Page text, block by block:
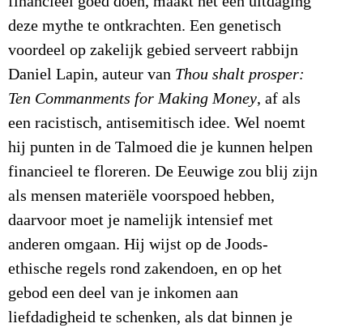
deze mythe te ontkrachten. Een genetisch
voordeel op zakelijk gebied serveert rabbijn
Daniel Lapin, auteur van Thou shalt prosper:
Ten Commanments for Making Money, af als
een racistisch, antisemitisch idee. Wel noemt
hij punten in de Talmoed die je kunnen helpen
financieel te floreren. De Eeuwige zou blij zijn
als mensen materiële voorspoed hebben,
daarvoor moet je namelijk intensief met
anderen omgaan. Hij wijst op de Joods-
ethische regels rond zakendoen, en op het
gebod een deel van je inkomen aan
liefdadigheid te schenken, als dat binnen je